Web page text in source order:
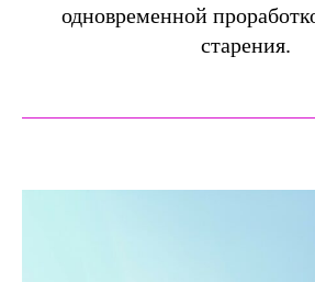
одновременной
старения.